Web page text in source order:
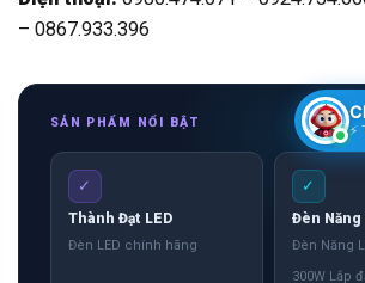
– 0867.933.396
SẢN PHẨM NỔI BẬT
✓
Thành Đạt LED
Đèn LED chính hãng
✓
Đèn Năng
Đèn Năng
300W Lắp